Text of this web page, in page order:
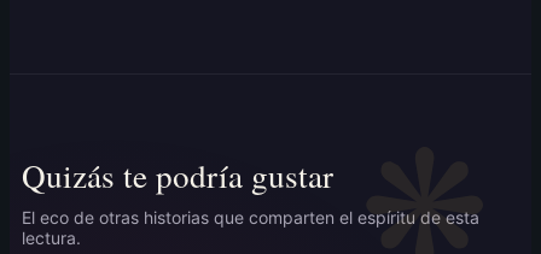
Quizás te podría gustar
El eco de otras historias que comparten el espíritu de esta
lectura.